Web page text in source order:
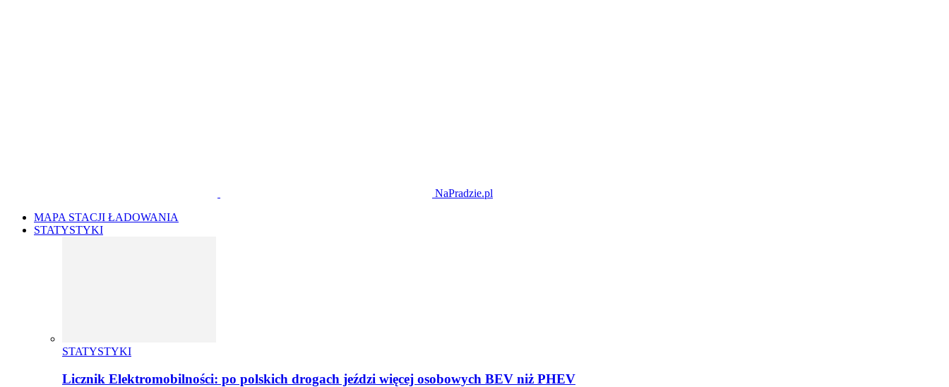
NaPradzie.pl
MAPA STACJI ŁADOWANIA
STATYSTYKI
STATYSTYKI
Licznik Elektromobilności: po polskich drogach jeździ więcej osobowych BEV niż PHEV